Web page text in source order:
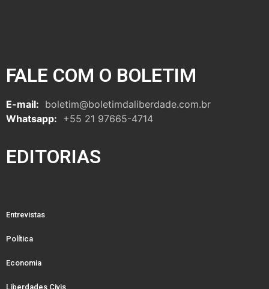
FALE COM O BOLETIM
E-mail: boletim@boletimdaliberdade.com.br
Whatsapp: +55 21 97665-4714
EDITORIAS
Entrevistas
Política
Economia
Liberdades Civis